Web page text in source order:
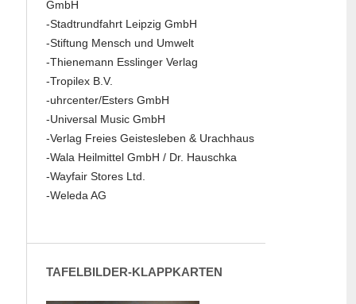
GmbH
-Stadtrundfahrt Leipzig GmbH
-Stiftung Mensch und Umwelt
-Thienemann Esslinger Verlag
-Tropilex B.V.
-uhrcenter/Esters GmbH
-Universal Music GmbH
-Verlag Freies Geistesleben & Urachhaus
-Wala Heilmittel GmbH / Dr. Hauschka
-Wayfair Stores Ltd.
-Weleda AG
TAFELBILDER-KLAPPKARTEN